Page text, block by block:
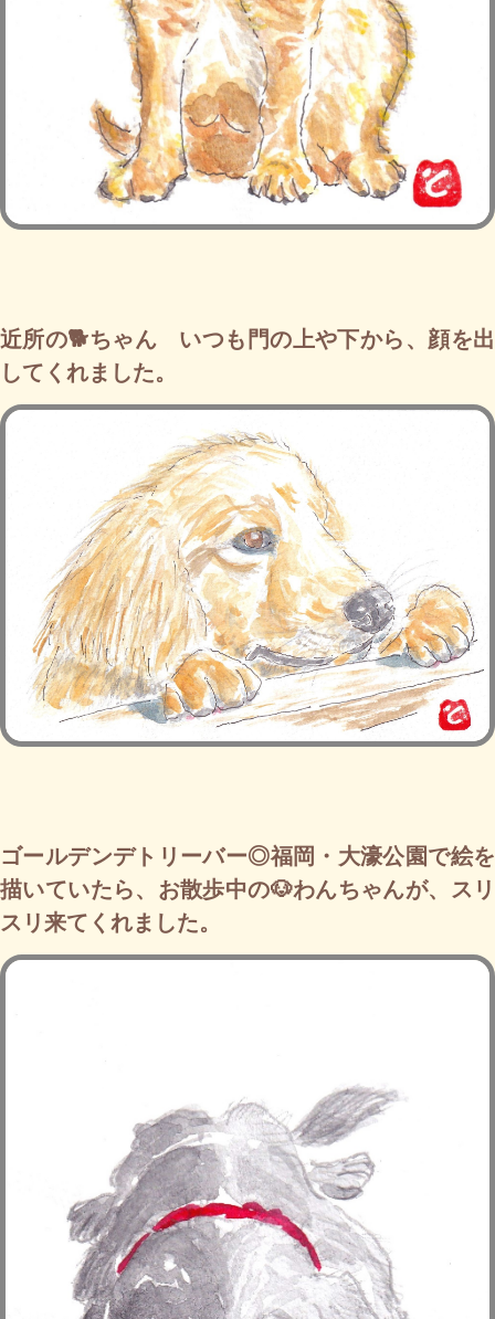
近所の🐕ちゃん いつも門の上や下から、顔を出
してくれました。
ゴールデンデトリーバー◎福岡・大濠公園で絵を
描いていたら、お散歩中の🐶わんちゃんが、スリ
スリ来てくれました。